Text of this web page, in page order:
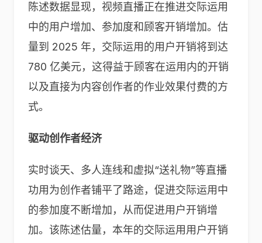
陈述数据显现，视频直播正在推进交际运用
中的用户增加、参加度和顾客开销增加。估
量到 2025 年，交际运用的用户开销将到达
780 亿美元，这得益于顾客在运用内的开销
以及直接为内容创作者的作业效果付费的方
式。
驱动创作者经济
实时谈天、多人连线和虚拟“送礼物”等直播
功用为创作者铺平了路途，促进交际运用中
的参加度不断增加，从而促进用户开销增
加。该陈述估量，本年的交际运用用户开销